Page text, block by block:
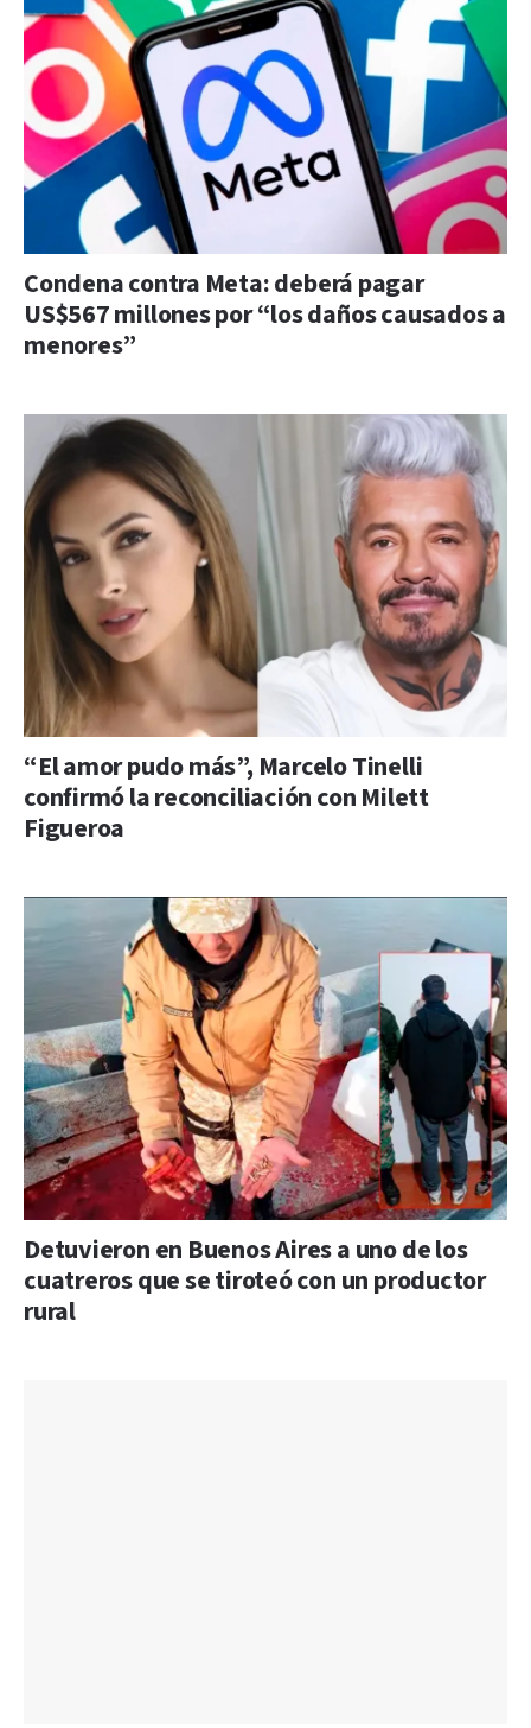
Condena contra Meta: deberá pagar
US$567 millones por “los daños causados a
menores”
“El amor pudo más”, Marcelo Tinelli
confirmó la reconciliación con Milett
Figueroa
Detuvieron en Buenos Aires a uno de los
cuatreros que se tiroteó con un productor
rural